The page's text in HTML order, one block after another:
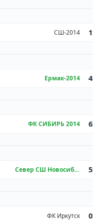
СШ-2014
Ермак-2014
ФК СИБИРЬ 2014
Север СШ Новосибирск
ФК Иркутск